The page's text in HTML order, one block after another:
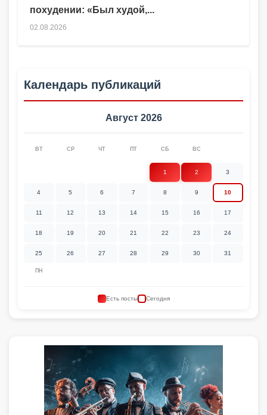
похудении: «Был худой,...
02.08.2026
Календарь публикаций
Август 2026
ПН
ВТ СР ЧТ ПТ СБ ВС
1 2 3
4 5 6 7 8 9 10
11 12 13 14 15 16 17
18 19 20 21 22 23 24
25 26 27 28 29 30 31
Есть посты Сегодня